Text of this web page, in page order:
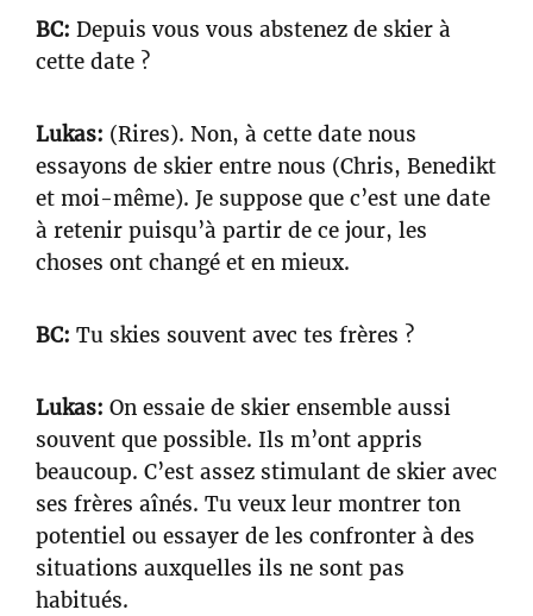
BC: Depuis vous vous abstenez de skier à
cette date ?
Lukas: (Rires). Non, à cette date nous
essayons de skier entre nous (Chris, Benedikt
et moi-même). Je suppose que c’est une date
à retenir puisqu’à partir de ce jour, les
choses ont changé et en mieux.
BC: Tu skies souvent avec tes frères ?
Lukas: On essaie de skier ensemble aussi
souvent que possible. Ils m’ont appris
beaucoup. C’est assez stimulant de skier avec
ses frères aînés. Tu veux leur montrer ton
potentiel ou essayer de les confronter à des
situations auxquelles ils ne sont pas
habitués.